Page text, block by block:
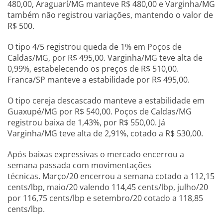
480,00, Araguarí/MG manteve R$ 480,00 e Varginha/MG
também não registrou variações, mantendo o valor de
R$ 500.
O tipo 4/5 registrou queda de 1% em Poços de
Caldas/MG, por R$ 495,00. Varginha/MG teve alta de
0,99%, estabelecendo os preços de R$ 510,00.
Franca/SP manteve a estabilidade por R$ 495,00.
O tipo cereja descascado manteve a estabilidade em
Guaxupé/MG por R$ 540,00. Poços de Caldas/MG
registrou baixa de 1,43%, por R$ 550,00. Já
Varginha/MG teve alta de 2,91%, cotado a R$ 530,00.
Após baixas expressivas o mercado encerrou a
semana passada com movimentações
técnicas. Março/20 encerrou a semana cotado a 112,15
cents/lbp, maio/20 valendo 114,45 cents/lbp, julho/20
por 116,75 cents/lbp e setembro/20 cotado a 118,85
cents/lbp.